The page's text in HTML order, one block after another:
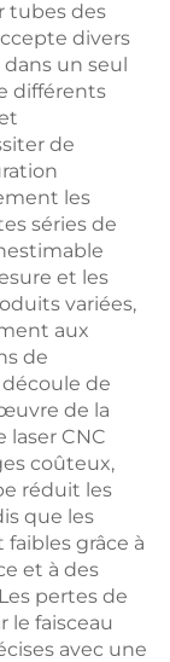
tubes des
divers
un seul
différents
de
les
séries de
et les
variées,
aux
de
de
de la
CNC
coûteux,
réduit les
que les
grâce à
et à des
pertes de
le faisceau
avec une